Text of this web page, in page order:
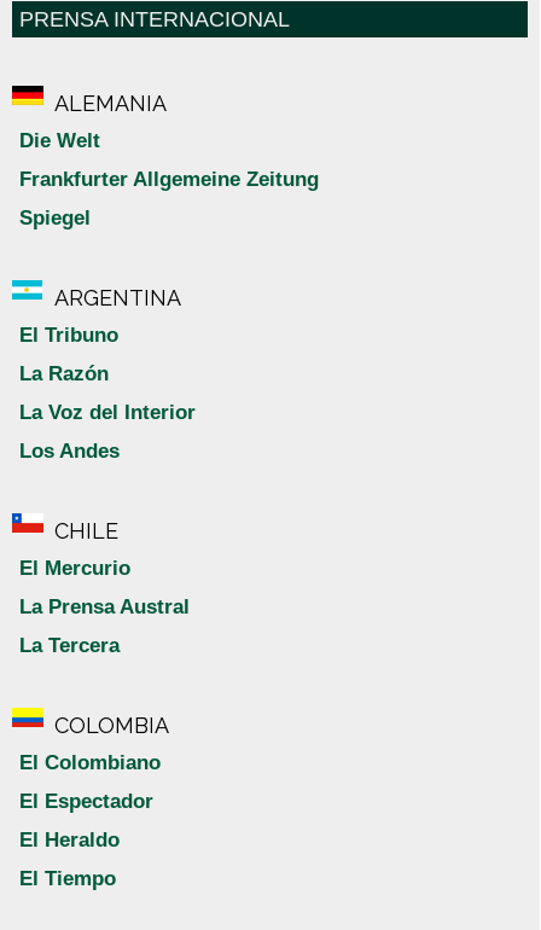
PRENSA INTERNACIONAL
ALEMANIA
Die Welt
Frankfurter Allgemeine Zeitung
Spiegel
ARGENTINA
El Tribuno
La Razón
La Voz del Interior
Los Andes
CHILE
El Mercurio
La Prensa Austral
La Tercera
COLOMBIA
El Colombiano
El Espectador
El Heraldo
El Tiempo